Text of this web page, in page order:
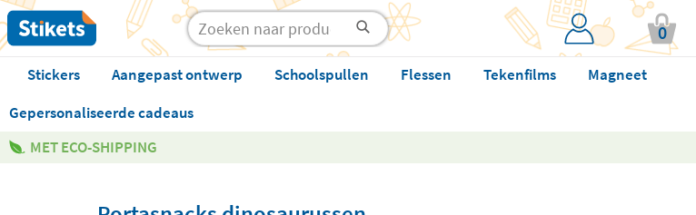
0
Stickers Aangepast ontwerp Schoolspullen Flessen Tekenfilms
Magneet
Gepersonaliseerde cadeaus
MET ECO-SHIPPING